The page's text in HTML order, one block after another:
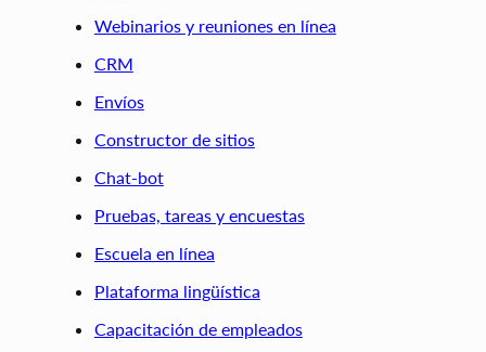
Webinarios y reuniones en línea
CRM
Envíos
Constructor de sitios
Chat-bot
Pruebas, tareas y encuestas
Escuela en línea
Plataforma lingüística
Capacitación de empleados